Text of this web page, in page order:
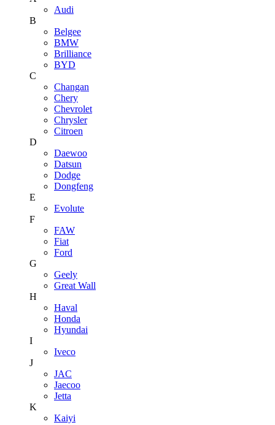
Audi
B
Belgee
BMW
Brilliance
BYD
C
Changan
Chery
Chevrolet
Chrysler
Citroen
D
Daewoo
Datsun
Dodge
Dongfeng
E
Evolute
F
FAW
Fiat
Ford
G
Geely
Great Wall
H
Haval
Honda
Hyundai
I
Iveco
J
JAC
Jaecoo
Jetta
K
Kaiyi